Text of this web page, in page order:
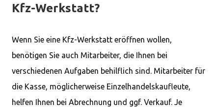
Kfz-Werkstatt?
Wenn Sie eine Kfz-Werkstatt eröffnen wollen,
benötigen Sie auch Mitarbeiter, die Ihnen bei
verschiedenen Aufgaben behilflich sind. Mitarbeiter für
die Kasse, möglicherweise Einzelhandelskaufleute,
helfen Ihnen bei Abrechnung und ggf. Verkauf. Je